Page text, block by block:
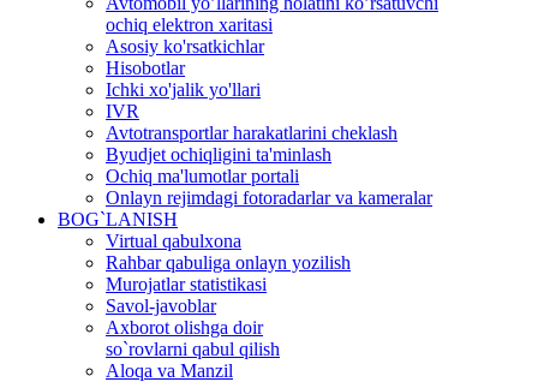
ochiq elektron xaritasi
Asosiy ko'rsatkichlar
Hisobotlar
Ichki xo'jalik yo'llari
IVR
Avtotransportlar harakatlarini cheklash
Byudjet ochiqligini ta'minlash
Ochiq ma'lumotlar portali
Onlayn rejimdagi fotoradarlar va kameralar
BOG`LANISH
Virtual qabulxona
Rahbar qabuliga onlayn yozilish
Murojatlar statistikasi
Savol-javoblar
Axborot olishga doir
so`rovlarni qabul qilish
Aloqa va Manzil